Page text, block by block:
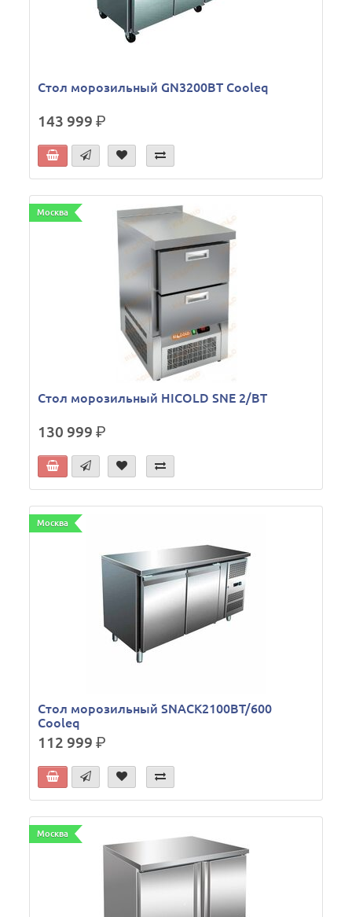
Стол морозильный GN3200BT Cooleq
143 999р.
Москва
Стол морозильный HICOLD SNE 2/BT
130 999р.
Москва
Стол морозильный SNACK2100BT/600
Cooleq
112 999р.
Москва